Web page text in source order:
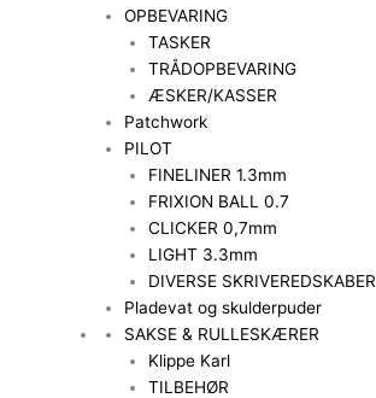
OPBEVARING
TASKER
TRÅDOPBEVARING
ÆSKER/KASSER
Patchwork
PILOT
FINELINER 1.3mm
FRIXION BALL 0.7
CLICKER 0,7mm
LIGHT 3.3mm
DIVERSE SKRIVEREDSKABER
Pladevat og skulderpuder
SAKSE & RULLESKÆRER
Klippe Karl
TILBEHØR